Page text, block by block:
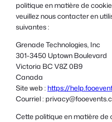
politique en matière de
veuillez nous contacter en
suivantes :
Grenade Technologies, Inc
301-3450 Uptown Boulevard
Victoria BC V8Z 0B9
Canada
Site web : https://
Courriel : privacy@
Cette politique en matière de